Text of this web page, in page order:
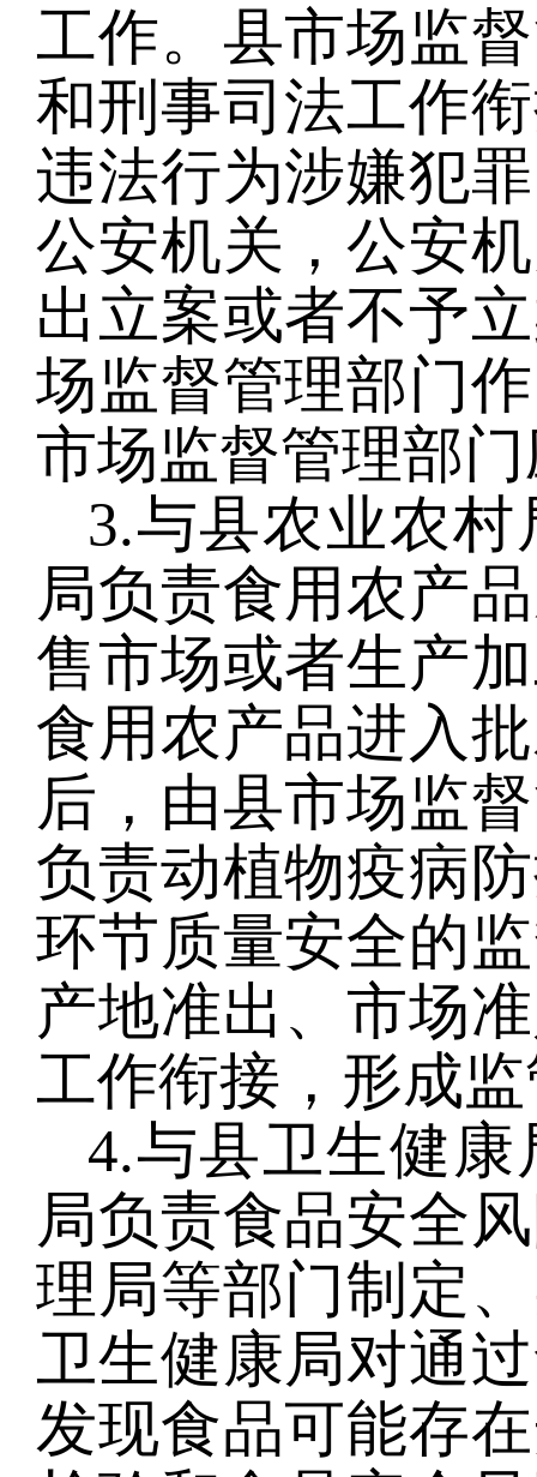
工作。县市场监
和刑事司法工作
违法行为涉嫌犯
公安机关，公安
出立案或者不予
场监督管理部门
市场监督管理部
3.与县农业农
局负责食用农产
售市场或者生产
食用农产品进入
后，由县市场监
负责动植物疫病
环节质量安全的
产地准出、市场
工作衔接，形成
4.与县卫生健
局负责食品安全
理局等部门制定
卫生健康局对通
发现食品可能存